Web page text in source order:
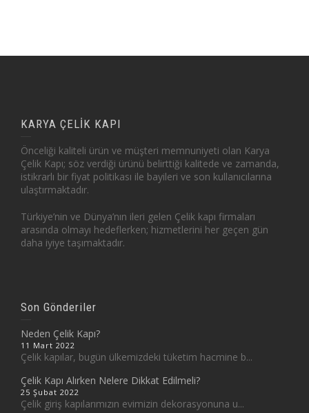
KARYA ÇELİK KAPI
Önceliği kaliteli ürün ve müşteri memnuniyeti olan Karya
Çelik Kapı; söz verdiği ürünü belirttiği kalitede ve zamanda,
istikrarlı bir fiyat politikası ile bayileri ve son kullanıcılarına
ulaştırmaktadır.
Türkiye’nin ve Dünya’nın ileri gelen Çelik kapı firmaları
arasında olmayı hedeflerken; hizmetlerini her geçen gün
daha iyiye taşımaktadır.
Son Gönderiler
Neden Çelik Kapı?
11 Mart 2022
Çelik kapılar, bugün ülkemizdeki tüketim hacmine b...
Çelik Kapı Alırken Nelere Dikkat Edilmeli?
25 Şubat 2022
Çelik giriş kapılarımızın evimizin dekorasyonuna u...